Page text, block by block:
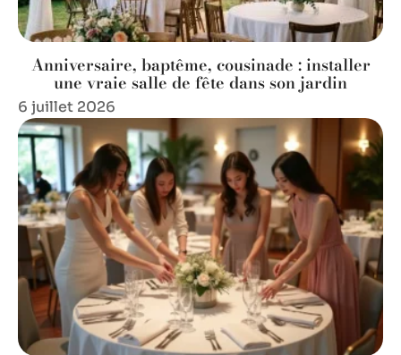
Anniversaire, baptême, cousinade : installer
une vraie salle de fête dans son jardin
6 juillet 2026